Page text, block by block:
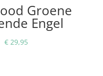
Groene
Engel
€29,95